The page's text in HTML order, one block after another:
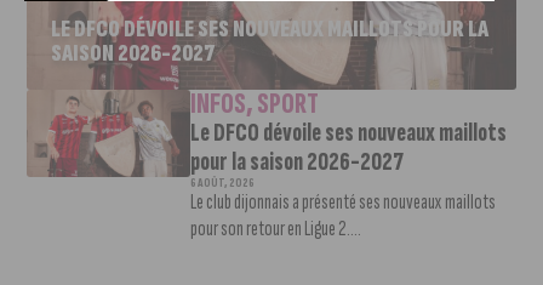
LE DFCO DÉVOILE SES NOUVEAUX MAILLOTS POUR LA
SAISON 2026-2027
INFOS,SPORT
Le DFCO dévoile ses nouveaux maillots
pour la saison 2026-2027
6 AOÛT, 2026
Le club dijonnais a présenté ses nouveaux maillots
pour son retour en Ligue 2....